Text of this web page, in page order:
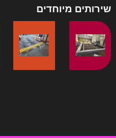
שירותים מיוחדים